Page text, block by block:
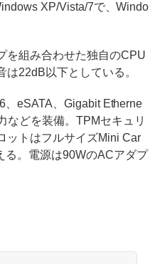
XP/Vista/7で、Windo
組み合わせた独自のCPU
22dB以下としている。
eSATA、Gigabit Etherne
などを装備。TPMセキュリ
ットはフルサイズMini Car
る。電源は90WのACアダプ